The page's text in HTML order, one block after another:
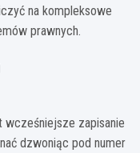
na kompleksowe
prawnych.
zapisanie
dzwoniąc pod numer